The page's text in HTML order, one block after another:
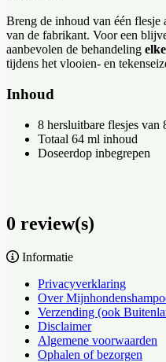
Breng de inhoud van één
van de fabrikant. Voor een
aanbevolen de behandeling
tijdens het vlooien- en
Inhoud
8 hersluitbare flesjes van
Totaal 64 ml inhoud
Doseerdop inbegrepen
0 review(s)
Informatie
Privacyverklaring
Over
Verzending (ook
Disclaimer
Algemene voorwaarden
Ophalen of bezorgen